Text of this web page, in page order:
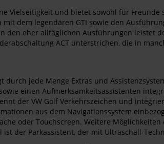
Vielseitigkeit und bietet sowohl für
dem legendären GTI sowie den
eher alltäglichen Ausführungen leistet
ACT unterstrichen, die in
durch jede Menge Extras und
einen Aufmerksamkeitsassistenten
der VW Golf Verkehrszeichen und
aus dem Navigationssystem
oder Touchscreen. Weitere
ist der Parkassistent, der mit Ultraschall-